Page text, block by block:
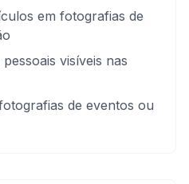
em fotografias de
visíveis nas
de eventos ou